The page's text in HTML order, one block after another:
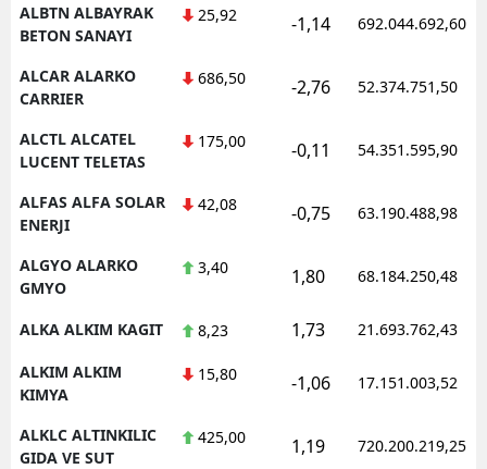
ALBTN ALBAYRAK
BETON SANAYI
25,92 -1,14 692.044.692,60
ALCAR ALARKO
CARRIER
686,50 -2,76 52.374.751,50
ALCTL ALCATEL
LUCENT TELETAS
175,00 -0,11 54.351.595,90
ALFAS ALFA SOLAR
ENERJI
42,08 -0,75 63.190.488,98
ALGYO ALARKO
GMYO
3,40 1,80 68.184.250,48
ALKA ALKIM KAGIT 8,23 1,73 21.693.762,43
ALKIM ALKIM
KIMYA
15,80 -1,06 17.151.003,52
ALKLC ALTINKILIC
GIDA VE SUT
425,00 1,19 720.200.219,25